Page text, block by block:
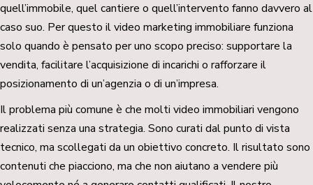
quell’immobile, quel cantiere o quell’intervento fanno davvero al
caso suo. Per questo il video marketing immobiliare funziona
solo quando è pensato per uno scopo preciso: supportare la
vendita, facilitare l’acquisizione di incarichi o rafforzare il
posizionamento di un’agenzia o di un’impresa.
Il problema più comune è che molti video immobiliari vengono
realizzati senza una strategia. Sono curati dal punto di vista
tecnico, ma scollegati da un obiettivo concreto. Il risultato sono
contenuti che piacciono, ma che non aiutano a vendere più